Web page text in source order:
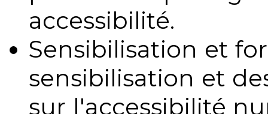
accessibilité.
Sensibilisation et
sensibilisation et
sur l'accessibilité